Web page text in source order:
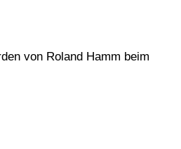
von Roland Hamm beim